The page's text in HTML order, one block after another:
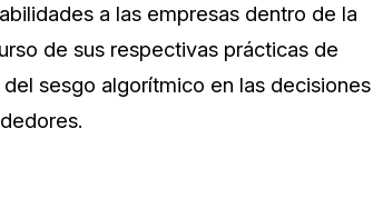
La Atención Médica
a las empresas dentro de la
de sus respectivas prácticas de
sesgo algorítmico en las decisiones